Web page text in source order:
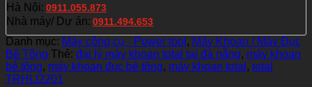
Hà Nội: 0911.055.873
Nhà máy/ Dự án: 0911.494.653
Danh mục: Máy công cụ - Power tool , Máy Khoan / Máy Đục
Bê Tông Thẻ: đại lý máy khoan total tại đà nẵng, máy khoan
bê tông, máy khoan đục bê tông, máy khoan total , total
TRHLI2201